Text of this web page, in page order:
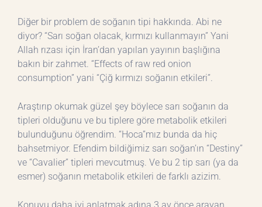
Diğer bir problem de soğanın tipi hakkında. Abi ne
diyor? “Sarı soğan olacak, kırmızı kullanmayın” Yani
Allah rızası için İran’dan yapılan yayının başlığına
bakın bir zahmet. “Effects of raw red onion
consumption” yani “Çiğ kırmızı soğanın etkileri”.
Araştırıp okumak güzel şey böylece sarı soğanın da
tipleri olduğunu ve bu tiplere göre metabolik etkileri
bulunduğunu öğrendim. “Hoca”mız bunda da hiç
bahsetmiyor. Efendim bildiğimiz sarı soğan’ın “Destiny”
ve “Cavalier” tipleri mevcutmuş. Ve bu 2 tip sarı (ya da
esmer) soğanın metabolik etkileri de farklı azizim.